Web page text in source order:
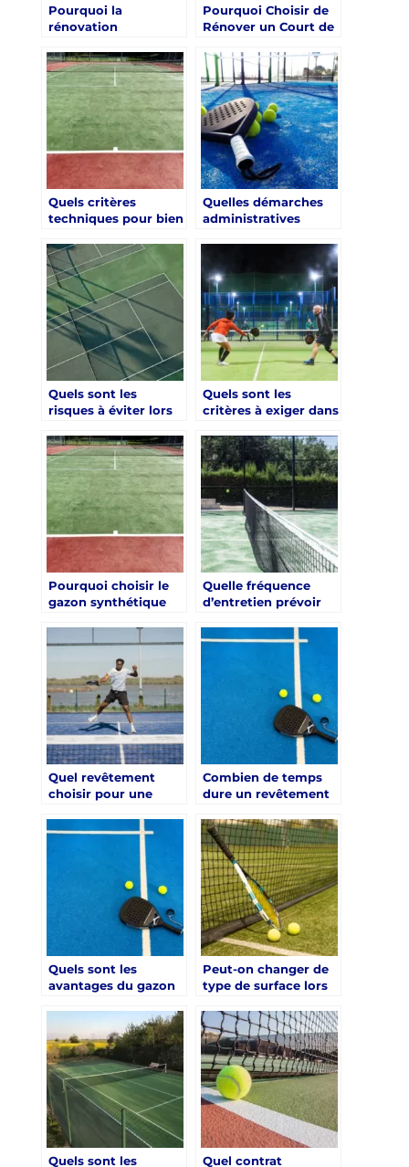
Pourquoi la
rénovation
elle en popularité à
Aix-en-Provence ?
Pourquoi Choisir de
Rénover un Court de
Provence Plutôt que
d’en Construire un
Nouveau ?
Quels critères
techniques pour bien
revêtement dans une
renovation court de
tennis Aix-en-
Provence ?
Quelles démarches
administratives
renovation court de
tennis Aix-en-
Provence ?
Quels sont les
risques à éviter lors
court de tennis Aix-
en-Provence mal
préparée ?
Quels sont les
critères à exiger dans
renovation court de
tennis Aix-en-
Provence ?
Pourquoi choisir le
gazon synthétique
en-Provence ?
Quelle fréquence
d’entretien prévoir
court de tennis Aix-
Quel revêtement
choisir pour une
tennis Aix-en-
Combien de temps
dure un revêtement
court de tennis Aix-
en-Provence ?
Quels sont les
avantages du gazon
rénovation court de
tennis Aix-en-
Provence ?
Peut-on changer de
type de surface lors
court de tennis Aix-
en-Provence ?
Quels sont les
Quel contrat